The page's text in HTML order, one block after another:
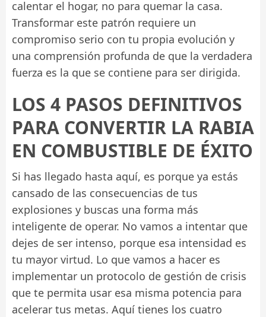
calentar el hogar, no para quemar la casa.
Transformar este patrón requiere un
compromiso serio con tu propia evolución y
una comprensión profunda de que la verdadera
fuerza es la que se contiene para ser dirigida.
LOS 4 PASOS DEFINITIVOS
PARA CONVERTIR LA RABIA
EN COMBUSTIBLE DE ÉXITO
Si has llegado hasta aquí, es porque ya estás
cansado de las consecuencias de tus
explosiones y buscas una forma más
inteligente de operar. No vamos a intentar que
dejes de ser intenso, porque esa intensidad es
tu mayor virtud. Lo que vamos a hacer es
implementar un protocolo de gestión de crisis
que te permita usar esa misma potencia para
acelerar tus metas. Aquí tienes los cuatro